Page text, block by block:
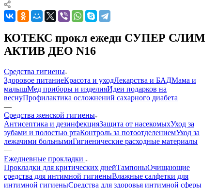
КОТЕКС прокл ежедн СУПЕР СЛИМ
АКТИВ ДЕО N16
Средства гигиены
Здоровое питаниеКрасота и уходЛекарства и БАДМама и
малышМед приборы и изделияИдеи подарков на
веснуПрофилактика осложнений сахарного диабета
—
Средства женской гигиены
Антисептика и дезинфекцияЗащита от насекомыхУход за
зубами и полостью ртаКонтроль за потоотделениемУход за
лежачими больнымиГигиенические расходные материалы
—
Ежедневные прокладки
Прокладки для критических днейТампоныОчищающие
средства для интимной гигиеныВлажные салфетки для
интимной гигиеныСредства для здоровья интимной сферы